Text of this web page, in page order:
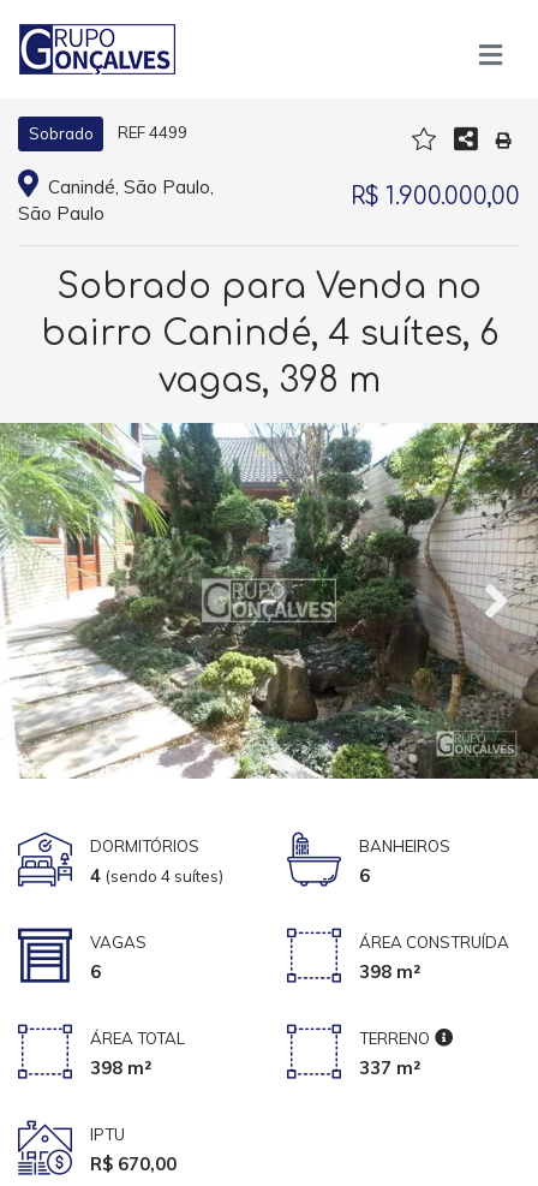
Sobrado REF 4499
Canindé, São Paulo,
São Paulo
R$ 1.900.000,00
Sobrado para Venda no
bairro Canindé, 4 suítes, 6
vagas, 398 m
DORMITÓRIOS
4 (sendo 4 suítes)
BANHEIROS
6
VAGAS
6
ÁREA CONSTRUÍDA
398 m²
ÁREA TOTAL
398 m²
TERRENO
337 m²
IPTU
R$ 670,00